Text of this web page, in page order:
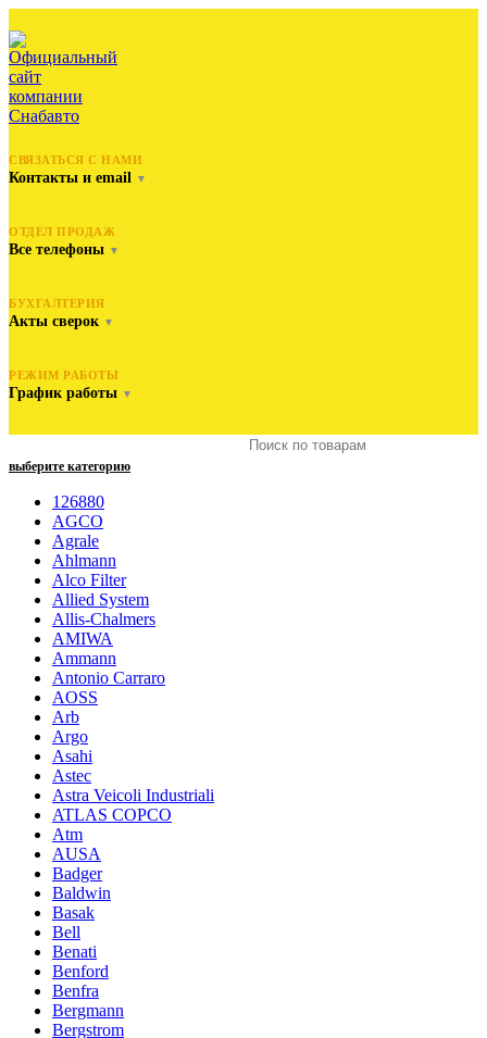
СВЯЗАТЬСЯ С НАМИ
Контакты и email ▼
ОТДЕЛ ПРОДАЖ
Все телефоны ▼
БУХГАЛТЕРИЯ
Акты сверок ▼
РЕЖИМ РАБОТЫ
График работы ▼
выберите категорию
126880
AGCO
Agrale
Ahlmann
Alco Filter
Allied System
Allis-Chalmers
AMIWA
Ammann
Antonio Carraro
AOSS
Arb
Argo
Asahi
Astec
Astra Veicoli Industriali
ATLAS COPCO
Atm
AUSA
Badger
Baldwin
Basak
Bell
Benati
Benford
Benfra
Bergmann
Bergstrom